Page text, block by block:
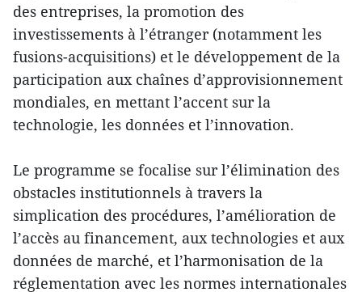
des entreprises, la promotion des
investissements à l’étranger (notamment les
fusions-acquisitions) et le développement de la
participation aux chaînes d’approvisionnement
mondiales, en mettant l’accent sur la
technologie, les données et l’innovation.
Le programme se focalise sur l’élimination des
obstacles institutionnels à travers la
simplication des procédures, l’amélioration de
l’accès au financement, aux technologies et aux
données de marché, et l’harmonisation de la
réglementation avec les normes internationales